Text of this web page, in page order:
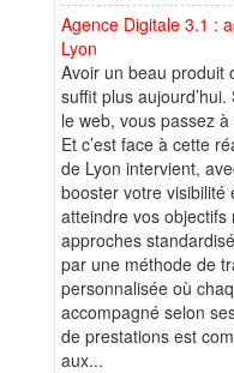
Agence Digitale 3.1 :
Lyon
Avoir un beau produit
suffit plus
le web, vous passez
Et c’est face à cette
de Lyon intervient,
booster votre visibilité
atteindre vos
approches
par une méthode de
personnalisée où
accompagné selon
de prestations est
aux...